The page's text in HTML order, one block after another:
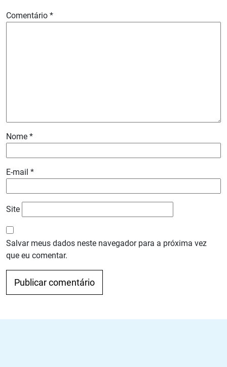
Comentário *
Nome *
E-mail *
Site
Salvar meus dados neste navegador para a próxima vez
que eu comentar.